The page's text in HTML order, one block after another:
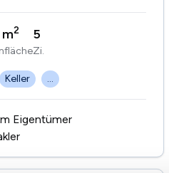
2 5
Zi.
Keller ...
Eigentümer